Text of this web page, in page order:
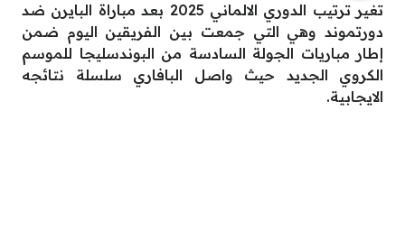
تغير ترتيب الدوري الالماني 2025 بعد مباراة البايرن ضد
دورتموند وهي التي جمعت بين الفريقين اليوم ضمن
إطار مباريات الجولة السادسة من البوندسليجا للموسم
الكروي الجديد حيث واصل البافاري سلسلة نتائجه
الايجابية.